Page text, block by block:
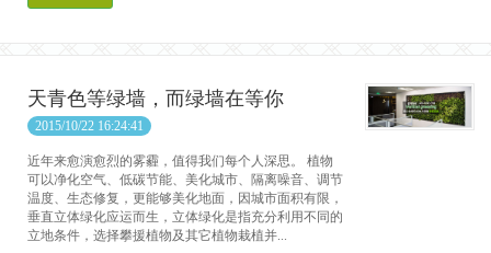
天青色等绿墙，而绿墙在等你
2015/10/22 16:24:41
近年来愈演愈烈的雾霾，值得我们每个人深思。 植物
可以净化空气、低碳节能、美化城市、隔离噪音、调节
温度、生态修复，更能够美化地面，因城市面积有限，
垂直立体绿化应运而生，立体绿化是指充分利用不同的
立地条件，选择攀援植物及其它植物栽植并...